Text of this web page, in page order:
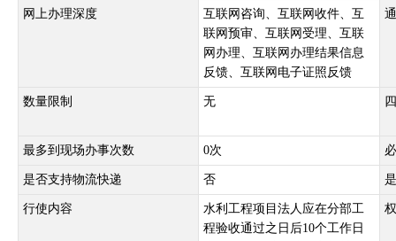
网上办理深度
互联网咨询、互联网收件、互
联网预审、互联网受理、互联
网办理、互联网办理结果信息
反馈、互联网电子证照反馈
数量限制 无
最多到现场办事次数 0次
是否支持物流快递 否
行使内容
水利工程项目法人应在分部工
程验收通过之日后10个工作日